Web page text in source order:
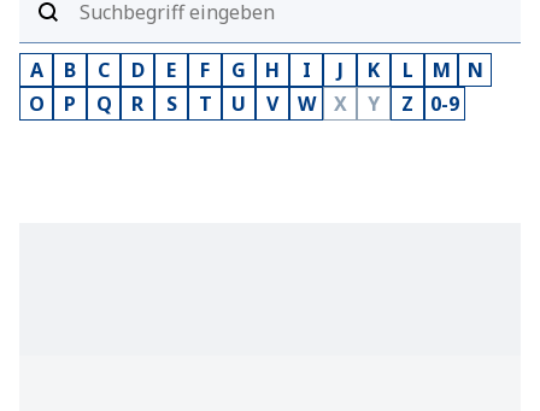
A B C D E F G H I J K L M
N
O
P Q R S T U V W X Y Z 0-9